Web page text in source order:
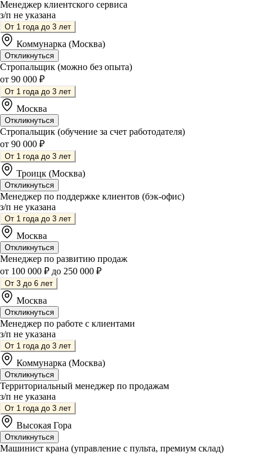
Менеджер клиентского сервиса
з/п не указана
От 1 года до 3 лет
Коммунарка (Москва)
Откликнуться
Стропальщик (можно без опыта)
от 90 000 ₽
От 1 года до 3 лет
Москва
Откликнуться
Стропальщик (обучение за счет работодателя)
от 90 000 ₽
От 1 года до 3 лет
Троицк (Москва)
Откликнуться
Менеджер по поддержке клиентов (бэк-офис)
з/п не указана
От 1 года до 3 лет
Москва
Откликнуться
Менеджер по развитию продаж
от 100 000 ₽ до 250 000 ₽
От 3 до 6 лет
Москва
Откликнуться
Менеджер по работе с клиентами
з/п не указана
От 1 года до 3 лет
Коммунарка (Москва)
Откликнуться
Территориальный менеджер по продажам
з/п не указана
От 1 года до 3 лет
Высокая Гора
Откликнуться
Машинист крана (управление с пульта, премиум склад)